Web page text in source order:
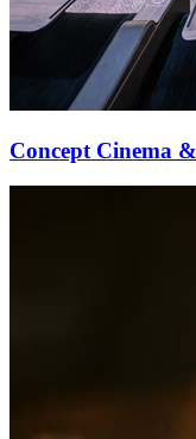
Concept Cinema